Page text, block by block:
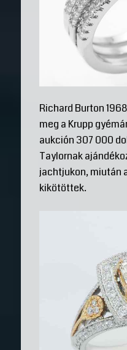
Richard Burton
meg a Krupp
aukción 307 000
Taylornak
jachtjukon, miután
kikötöttek.